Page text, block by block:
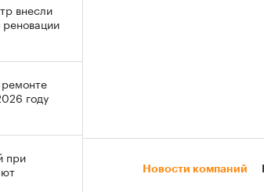
Новости компаний
внесли
году
при